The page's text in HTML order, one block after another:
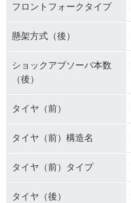
フロントフォークタイプ
懸架方式（後）
ショックアブソーバ本数
（後）
タイヤ（前）
タイヤ（前）構造名
タイヤ（前）タイプ
タイヤ（後）